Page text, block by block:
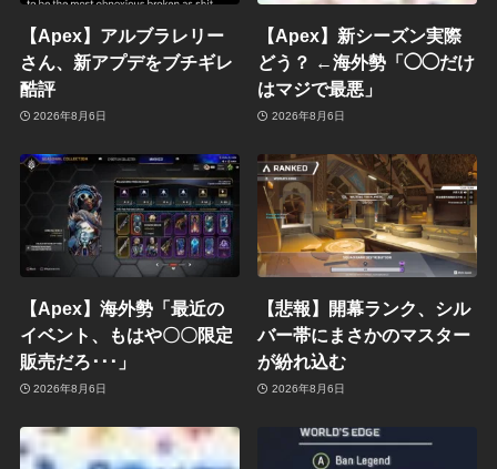
【Apex】アルブラレリー
さん、新アプデをブチギレ
酷評
2026年8月6日
【Apex】新シーズン実際
どう？ ←海外勢「◯◯だけ
はマジで最悪」
2026年8月6日
【Apex】海外勢「最近の
イベント、もはや〇〇限定
販売だろ･･･」
2026年8月6日
【悲報】開幕ランク、シル
バー帯にまさかのマスター
が紛れ込む
2026年8月6日